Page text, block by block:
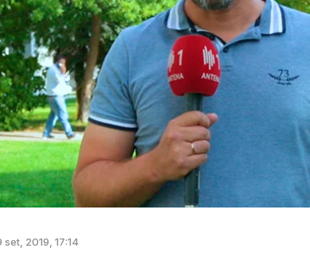
set, 2019, 17:14